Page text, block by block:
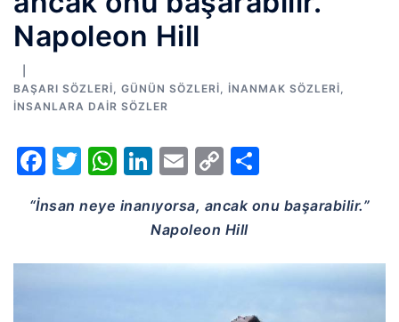
Napoleon Hill
BAŞARI SÖZLERI GÜNÜN SÖZLERI İNANMAK SÖZLERI
İNSANLARA DAIR SÖZLER
Facebook
Twitter
WhatsApp
LinkedIn
Email
Copy
“İnsan neye inanıyorsa, ancak onu başarabilir.”
Napoleon Hill